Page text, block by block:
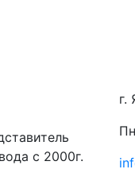
с 2000г.
г.